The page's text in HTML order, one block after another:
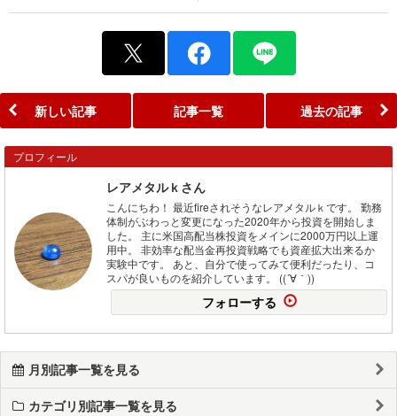
新しい記事 記事一覧 過去の記事
プロフィール
レアメタルｋさん
こんにちわ！ 最近fireされそうなレアメタルｋです。 勤務
体制がぶわっと変更になった2020年から投資を開始しま
した。 主に米国高配当株投資をメインに2000万円以上運
用中。 非効率な配当金再投資戦略でも資産拡大出来るか
実験中です。 あと、自分で使ってみて便利だったり、コ
スパが良いものを紹介しています。 ((´∀｀))
フォローする
月別記事一覧を見る
カテゴリ別記事一覧を見る